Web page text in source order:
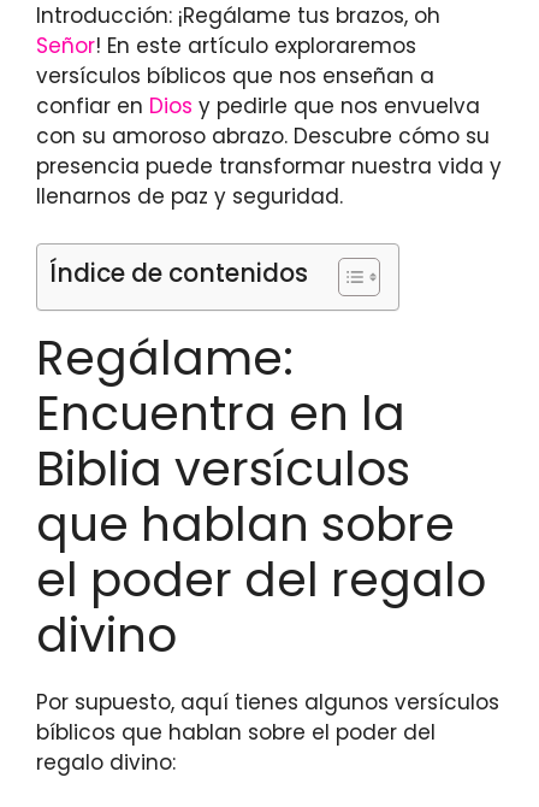
Introducción: ¡Regálame tus brazos, oh
Señor! En este artículo exploraremos
versículos bíblicos que nos enseñan a
confiar en Dios y pedirle que nos envuelva
con su amoroso abrazo. Descubre cómo su
presencia puede transformar nuestra vida y
llenarnos de paz y seguridad.
Índice de contenidos
Regálame:
Encuentra en la
Biblia versículos
que hablan sobre
el poder del regalo
divino
Por supuesto, aquí tienes algunos versículos
bíblicos que hablan sobre el poder del
regalo divino: